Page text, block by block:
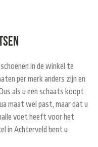
in de winkel te
per merk anders zijn en
als u een schaats koopt
maat wel past, maar dat u
voet heeft voor het
in Achterveld bent u